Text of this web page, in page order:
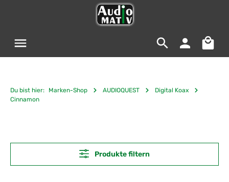
Du bist hier: Marken-Shop AUDIOQUEST
Digital Koax
Cinnamon
Produkte filtern